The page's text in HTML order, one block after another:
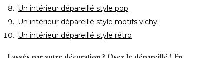
Un intérieur dépareillé style pop
Un intérieur dépareillé style motifs vichy
Un intérieur dépareillé style rétro
Lassés par votre décoration ? Osez le dépareillé ! En